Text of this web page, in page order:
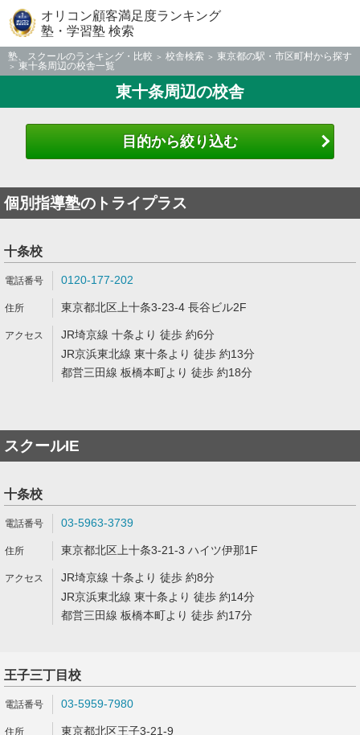
オリコン顧客満足度ランキング
塾・学習塾 検索
塾、スクールのランキング・比較 校舎検索
東京都の駅・市区町村から探す
東十条周辺の校舎一覧
東十条周辺の校舎
目的から絞り込む
個別指導塾のトライプラス
十条校
0120-177-202
東京都北区上十条3-23-4 長谷ビル2F
JR埼京線 十条より 徒歩 約6分
JR京浜東北線 東十条より 徒歩 約13分
都営三田線 板橋本町より 徒歩 約18分
スクールIE
十条校
03-5963-3739
東京都北区上十条3-21-3 ハイツ伊那1F
JR埼京線 十条より 徒歩 約8分
JR京浜東北線 東十条より 徒歩 約14分
都営三田線 板橋本町より 徒歩 約17分
王子三丁目校
03-5959-7980
東京都北区王子3-21-9